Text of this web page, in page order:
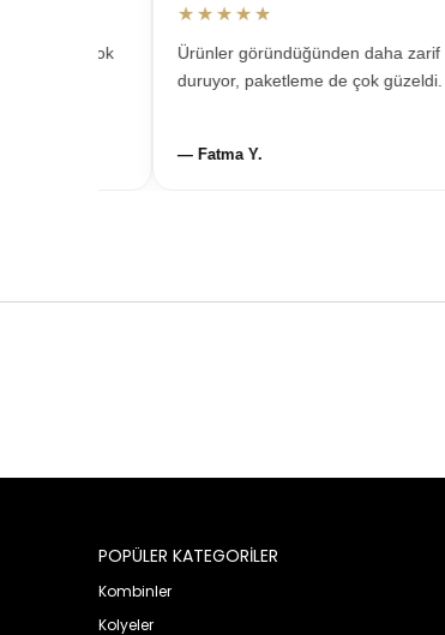
★★★★★
Ürünler göründüğünden daha zarif
duruyor, paketleme de çok güzeldi.
— Fatma Y.
POPÜLER KATEGORİLER
Kombinler
Kolyeler